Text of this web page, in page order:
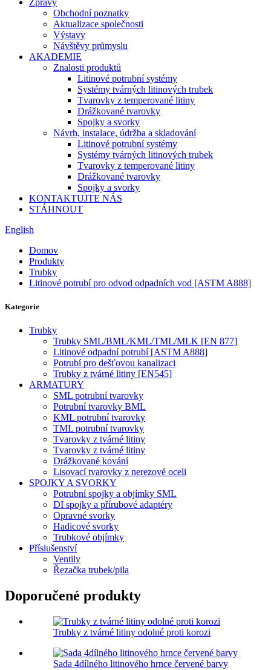
Zprávy
Obchodní poznatky
Aktualizace společnosti
Výstavy
Návštěvy průmyslu
AKADEMIE
Znalosti produktů
Litinové potrubní systémy
Systémy tvárných litinových trubek
Tvarovky z temperované litiny
Drážkované tvarovky
Spojky a svorky
Návrh, instalace, údržba a skladování
Litinové potrubní systémy
Systémy tvárných litinových trubek
Tvarovky z temperované litiny
Drážkované tvarovky
Spojky a svorky
KONTAKTUJTE NÁS
STÁHNOUT
English
Domov
Produkty
Trubky
Litinové potrubí pro odvod odpadních vod [ASTM A888]
Kategorie
Trubky
Trubky SML/BML/KML/TML/MLK [EN 877]
Litinové odpadní potrubí [ASTM A888]
Potrubí pro dešťovou kanalizaci
Trubky z tvárné litiny [EN545]
ARMATURY
SML potrubní tvarovky
Potrubní tvarovky BML
KML potrubní tvarovky
TML potrubní tvarovky
Tvarovky z tvárné litiny
Tvarovky z tvárné litiny
Drážkované kování
Lisovací tvarovky z nerezové oceli
SPOJKY A SVORKY
Potrubní spojky a objímky SML
DI spojky a přírubové adaptéry
Opravné svorky
Hadicové svorky
Trubkové objímky
Příslušenství
Ventily
Řezačka trubek/pila
Doporučené produkty
Trubky z tvárné litiny odolné proti korozi
Sada 4dílného litinového hrnce červené barvy